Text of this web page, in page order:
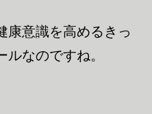
康意識を高めるきっ
なのですね。